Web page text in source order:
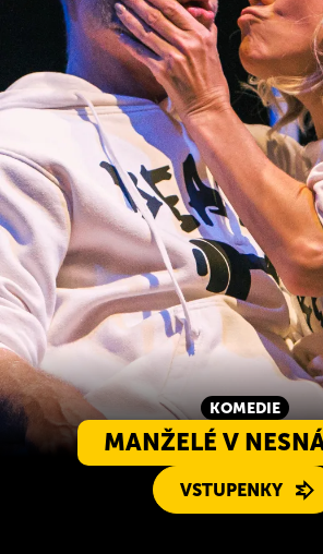
O DIVADLE
KONTAKT
DÁRKOVÉ POUKAZY
KOMEDIE
MANŽELÉ V
VSTUPENKY